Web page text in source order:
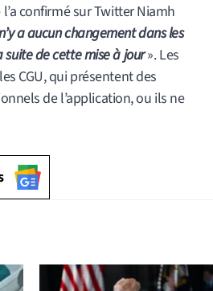
confirmé sur Twitter Niamh
a aucun changement dans les
de cette mise à jour». Les
CGU, qui présentent des
de l’application, ou ils ne